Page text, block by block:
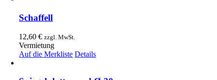
Schaffell
12,60€ zzgl. MwSt.
Vermietung
Auf die Merkliste Details